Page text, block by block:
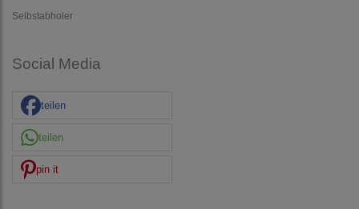
Selbstabholer
Social Media
teilen
teilen
pin it